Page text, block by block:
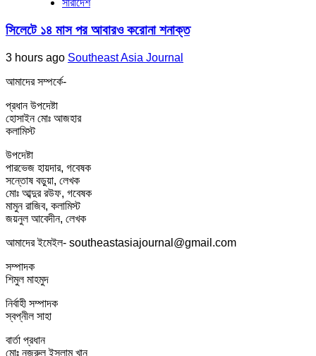
সারাদেশ
সিলেটে ১৪ মাস পর আবারও করোনা শনাক্ত
3 hours ago Southeast Asia Journal
আমাদের সম্পর্কে-
প্রধান উপদেষ্টা
হোসাইন মোঃ আজহার
কলামিস্ট
উপদেষ্টা
পারভেজ হায়দার, গবেষক
সন্তোষ বড়ুয়া, লেখক
মোঃ আব্দুর রউফ, গবেষক
মামুন রাজিব, কলামিস্ট
জয়নুল আবেদীন, লেখক
আমাদের ইমেইল- southeastasiajournal@gmail.com
সম্পাদক
শিমুল মাহমুদ
নির্বাহী সম্পাদক
স্বপ্নীল সাহা
বার্তা প্রধান
মোঃ নজরুল ইসলাম খান